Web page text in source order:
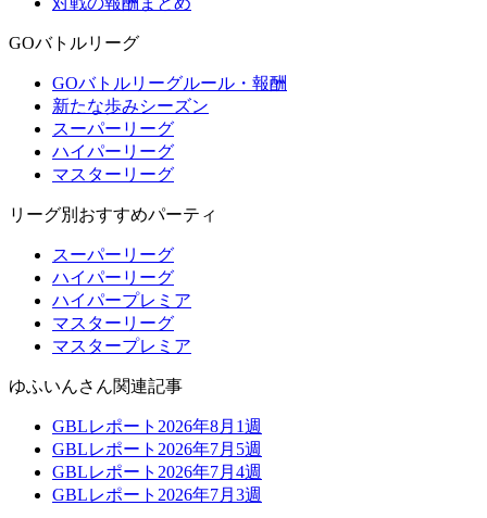
GOバトルリーグ
GOバトルリーグルール・報酬
新たな歩みシーズン
スーパーリーグ
ハイパーリーグ
マスターリーグ
リーグ別おすすめパーティ
スーパーリーグ
ハイパーリーグ
ハイパープレミア
マスターリーグ
マスタープレミア
ゆふいんさん関連記事
GBLレポート2026年8月1週
GBLレポート2026年7月5週
GBLレポート2026年7月4週
GBLレポート2026年7月3週